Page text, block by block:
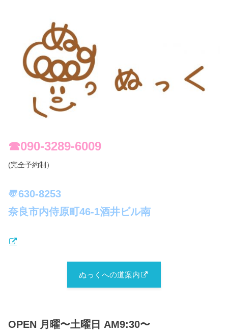
☎︎090-3289-6009
(完全予約制）
〠630-8253
奈良市内侍原町46-1酒井ビル南
ぬっくへの道案内
OPEN 月曜〜土曜日 AM9:30〜